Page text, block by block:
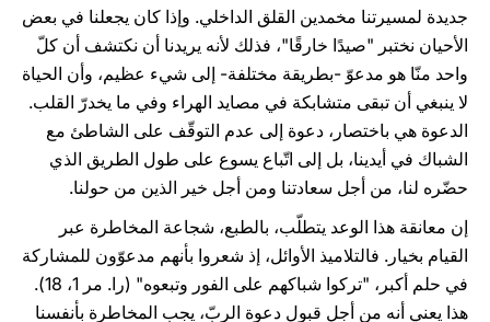
جديدة لمسيرتنا مخمدين القلق الداخلي. وإذا كان يجعلنا في بعض
الأحيان نختبر "صيدًا خارقًا"، فذلك لأنه يريدنا أن نكتشف أن كلّ
واحد منّا هو مدعوّ -بطريقة مختلفة- إلى شيء عظيم، وأن الحياة
لا ينبغي أن تبقى متشابكة في مصايد الهراء وفي ما يخدرّ القلب.
الدعوة هي باختصار، دعوة إلى عدم التوقّف على الشاطئ مع
الشباك في أيدينا، بل إلى اتّباع يسوع على طول الطريق الذي
حضّره لنا، من أجل سعادتنا ومن أجل خير الذين من حولنا.
إن معانقة هذا الوعد يتطلّب، بالطبع، شجاعة المخاطرة عبر
القيام بخيار. فالتلاميذ الأوائل، إذ شعروا بأنهم مدعوّون للمشاركة
في حلم أكبر، "تركوا شباكهم على الفور وتبعوه" (را. مر 1، 18).
هذا يعني أنه من أجل قبول دعوة الربّ، يجب المخاطرة بأنفسنا